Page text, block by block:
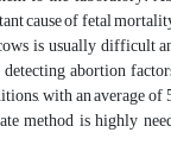
cause of fetal
is usually difficult
abortion
with an average of
method is highly